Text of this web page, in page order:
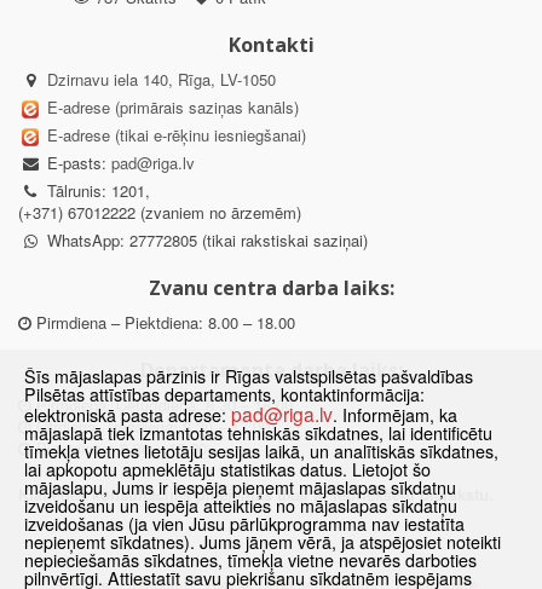
Kontakti
Dzirnavu iela 140, Rīga, LV-1050
E-adrese (primārais saziņas kanāls)
E-adrese (tikai e-rēķinu iesniegšanai)
E-pasts: pad@riga.lv
Tālrunis: 1201,
(+371) 67012222 (zvaniem no ārzemēm)
WhatsApp: 27772805 (tikai rakstiskai saziņai)
Zvanu centra darba laiks:
Pirmdiena – Piektdiena: 8.00 – 18.00
Departamenta darba laiks:
Pirmdiena, Ceturtdiena: 8.30 – 18.00
Otrdiena, Trešdiena: 8.30 – 17.00
Piektdiena: 8.30 – 15.00
Klātienes konsultācijas pieejamas tikai ar iepriekšēju pierakstu.
Šīs mājaslapas pārzinis ir Rīgas valstspilsētas pašvaldības
Pilsētas attīstības departaments, kontaktinformācija:
elektroniskā pasta adrese: pad@riga.lv. Informējam, ka
mājaslapā tiek izmantotas tehniskās sīkdatnes, lai identificētu
tīmekļa vietnes lietotāju sesijas laikā, un analītiskās sīkdatnes,
lai apkopotu apmeklētāju statistikas datus. Lietojot šo
mājaslapu, Jums ir iespēja pieņemt mājaslapas sīkdatņu
izveidošanu un iespēja atteikties no mājaslapas sīkdatņu
izveidošanas (ja vien Jūsu pārlūkprogramma nav iestatīta
nepieņemt sīkdatnes). Jums jāņem vērā, ja atspējosiet noteikti
nepieciešamās sīkdatnes, tīmekļa vietne nevarēs darboties
pilnvērtīgi. Attiestatīt savu piekrišanu sīkdatnēm iespējams